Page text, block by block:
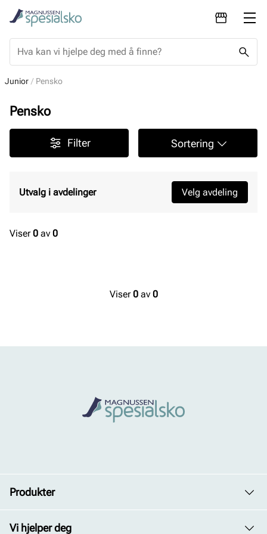
Junior Pensko
Pensko
Filter Sortering
Utvalg i avdelinger Velg avdeling
Viser0 av 0
Viser0av 0
Produkter
Dame
Vi hjelper deg